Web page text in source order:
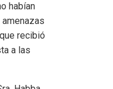
habían
recibió
a las